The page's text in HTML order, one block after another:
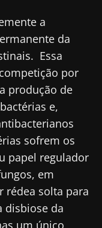
a
da
Essa
por
produção de
e,
sofrem os
papel regulador
em
rédea solta para
disbiose da
um único
um
10/07/2026
Uma
bactéria
intestinal
que
força
Ler o